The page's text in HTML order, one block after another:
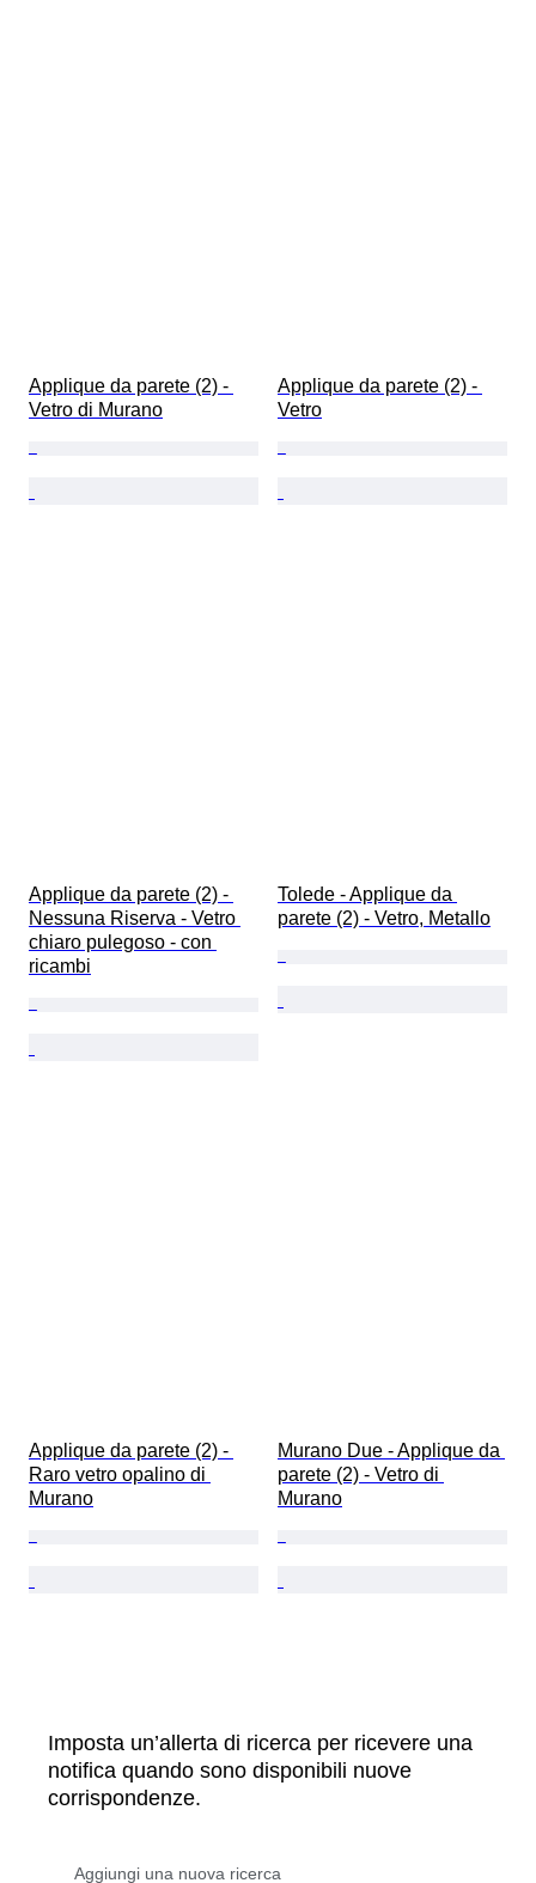
Applique da parete (2) -
Vetro di Murano
Applique da parete (2) -
Vetro
Applique da parete (2) -
Nessuna Riserva - Vetro
chiaro pulegoso - con
ricambi
Tolede - Applique da
parete (2) - Vetro, Metallo
Applique da parete (2) -
Raro vetro opalino di
Murano
Murano Due - Applique da
parete (2) - Vetro di
Murano
Imposta un’allerta di ricerca per ricevere una
notifica quando sono disponibili nuove
corrispondenze.